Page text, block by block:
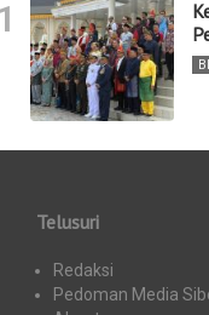
Telusuri
Redaksi
Pedoman Media